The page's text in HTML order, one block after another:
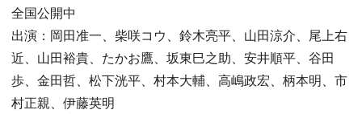
全国公開中
出演：岡田准一、柴咲コウ、鈴木亮平、山田涼介、尾上右
近、山田裕貴、たかお鷹、坂東巳之助、安井順平、谷田
歩、金田哲、松下洸平、村本大輔、高嶋政宏、柄本明、市
村正親、伊藤英明